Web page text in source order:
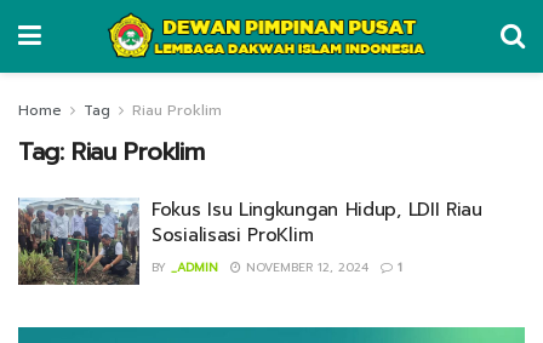
Home Tag Riau Proklim
Tag: Riau Proklim
Fokus Isu Lingkungan Hidup, LDII Riau
Sosialisasi ProKlim
BY _ADMIN NOVEMBER 12, 2024 1